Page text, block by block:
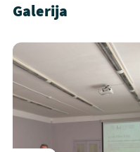
Galerija